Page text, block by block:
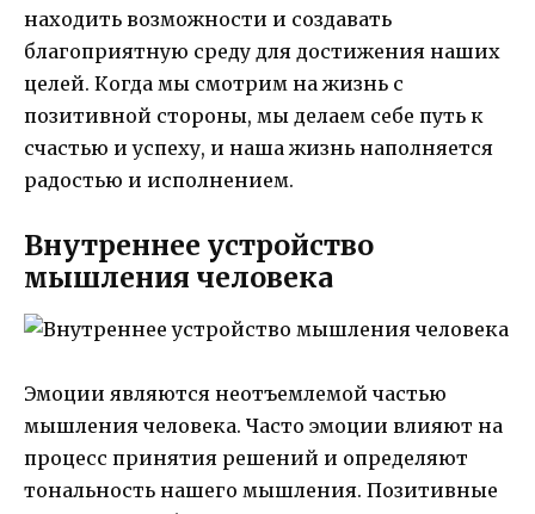
находить возможности и создавать
благоприятную среду для достижения наших
целей. Когда мы смотрим на жизнь с
позитивной стороны, мы делаем себе путь к
счастью и успеху, и наша жизнь наполняется
радостью и исполнением.
Внутреннее устройство
мышления человека
Эмоции являются неотъемлемой частью
мышления человека. Часто эмоции влияют на
процесс принятия решений и определяют
тональность нашего мышления. Позитивные